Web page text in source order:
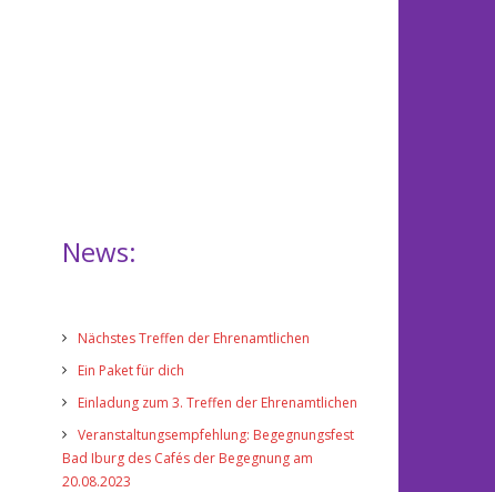
News:
Nächstes Treffen der Ehrenamtlichen
Ein Paket für dich
Einladung zum 3. Treffen der Ehrenamtlichen
Veranstaltungsempfehlung: Begegnungsfest
Bad Iburg des Cafés der Begegnung am
20.08.2023